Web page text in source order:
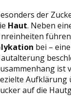
der
Haut. Neben
bei –
ist
Aufklärung
auf die